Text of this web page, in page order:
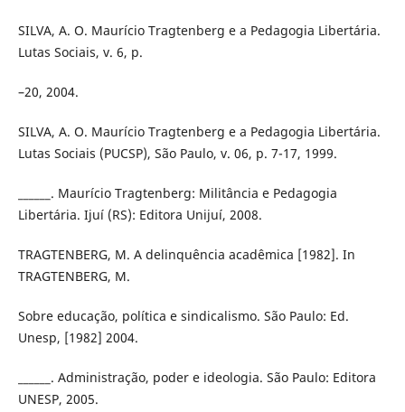
SILVA, A. O. Maurício Tragtenberg e a Pedagogia Libertária.
Lutas Sociais, v. 6, p.
–20, 2004.
SILVA, A. O. Maurício Tragtenberg e a Pedagogia Libertária.
Lutas Sociais (PUCSP), São Paulo, v. 06, p. 7-17, 1999.
______. Maurício Tragtenberg: Militância e Pedagogia
Libertária. Ijuí (RS): Editora Unijuí, 2008.
TRAGTENBERG, M. A delinquência acadêmica [1982]. In
TRAGTENBERG, M.
Sobre educação, política e sindicalismo. São Paulo: Ed.
Unesp, [1982] 2004.
______. Administração, poder e ideologia. São Paulo: Editora
UNESP, 2005.